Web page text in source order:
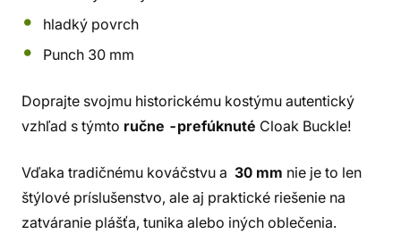
hladký povrch
Punch 30 mm
Doprajte svojmu historickému kostýmu autentický
vzhľad s týmto ručne -prefúknuté Cloak Buckle!
Vďaka tradičnému kováčstvu a 30 mm nie je to len
štýlové príslušenstvo, ale aj praktické riešenie na
zatváranie plášťa, tunika alebo iných oblečenia.